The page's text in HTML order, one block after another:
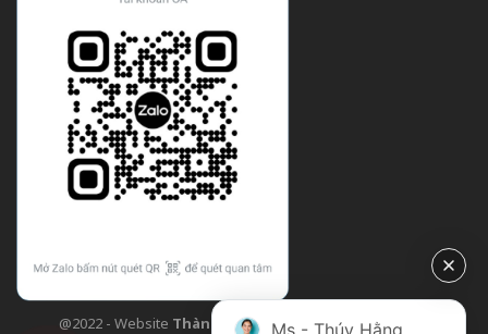
@2022 - Website Thành Công Flower| Design bởi
Ms - Thúy Hằng